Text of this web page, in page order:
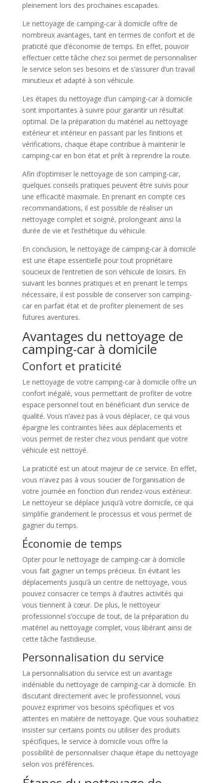
pleinement lors des prochaines escapades.
Le nettoyage de camping-car à domicile offre de
nombreux avantages, tant en termes de confort et de
praticité que d’économie de temps. En effet, pouvoir
effectuer cette tâche chez soi permet de personnaliser
le service selon ses besoins et de s’assurer d’un travail
minutieux et adapté à son véhicule.
Les étapes du nettoyage d’un camping-car à domicile
sont importantes à suivre pour garantir un résultat
optimal. De la préparation du matériel au nettoyage
extérieur et intérieur en passant par les finitions et
vérifications, chaque étape contribue à maintenir le
camping-car en bon état et prêt à reprendre la route.
Afin d’optimiser le nettoyage de son camping-car,
quelques conseils pratiques peuvent être suivis pour
une efficacité maximale. En prenant en compte ces
recommandations, il est possible de réaliser un
nettoyage complet et soigné, prolongeant ainsi la
durée de vie et l’esthétique du véhicule.
En conclusion, le nettoyage de camping-car à domicile
est une étape essentielle pour tout propriétaire
soucieux de l’entretien de son véhicule de loisirs. En
suivant les bonnes pratiques et en prenant le temps
nécessaire, il est possible de conserver son camping-
car en parfait état et de profiter pleinement de ses
futures aventures.
Avantages du nettoyage de
camping-car à domicile
Confort et praticité
Le nettoyage de votre camping-car à domicile offre un
confort inégalé, vous permettant de profiter de votre
espace personnel tout en bénéficiant d’un service de
qualité. Vous n’avez pas à vous déplacer, ce qui vous
épargne les contraintes liées aux déplacements et
vous permet de rester chez vous pendant que votre
véhicule est nettoyé.
La praticité est un atout majeur de ce service. En effet,
vous n’avez pas à vous soucier de l’organisation de
votre journée en fonction d’un rendez-vous extérieur.
Le nettoyeur se déplace jusqu’à votre domicile, ce qui
simplifie grandement le processus et vous permet de
gagner du temps.
Économie de temps
Opter pour le nettoyage de camping-car à domicile
vous fait gagner un temps précieux. En évitant les
déplacements jusqu’à un centre de nettoyage, vous
pouvez consacrer ce temps à d’autres activités qui
vous tiennent à cœur. De plus, le nettoyeur
professionnel s’occupe de tout, de la préparation du
matériel au nettoyage complet, vous libérant ainsi de
cette tâche fastidieuse.
Personnalisation du service
La personnalisation du service est un avantage
indéniable du nettoyage de camping-car à domicile. En
discutant directement avec le professionnel, vous
pouvez exprimer vos besoins spécifiques et vos
attentes en matière de nettoyage. Que vous souhaitiez
insister sur certains points ou utiliser des produits
spécifiques, le service à domicile vous offre la
possibilité de personnaliser chaque étape du nettoyage
selon vos préférences.